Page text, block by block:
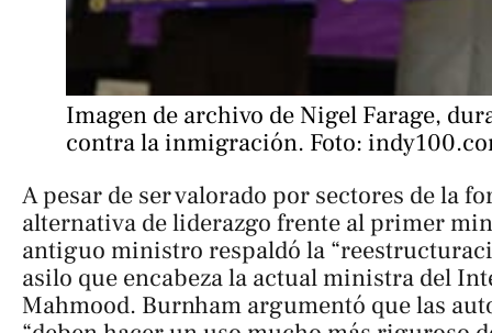
Imagen de archivo de Nigel Farage,
contra la inmigración. Foto:
A pesar de ser valorado por sectores de la
alternativa de liderazgo frente al primer
antiguo ministro respaldó la
asilo que encabeza la actual ministra del
Mahmood. Burnham argumentó que las